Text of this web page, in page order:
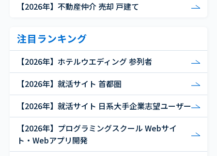
【2026年】不動産仲介 売却 戸建て
注目ランキング
【2026年】ホテルウエディング 参列者
【2026年】就活サイト 首都圏
【2026年】就活サイト 日系大手企業志望ユーザー
【2026年】プログラミングスクール Webサイ
ト・Webアプリ開発